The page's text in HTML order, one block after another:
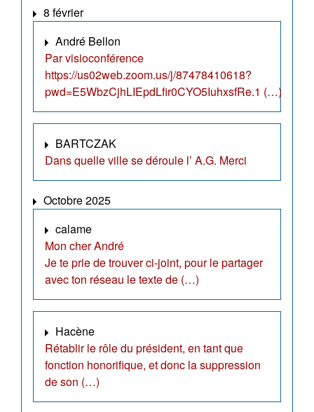
8 février
André Bellon
Par visioconférence
https://us02web.zoom.us/j/87478410618?
pwd=E5WbzCjhLIEpdLfir0CYO5IuhxsfRe.1 (…)
BARTCZAK
Dans quelle ville se déroule l’ A.G. Merci
Octobre 2025
calame
Mon cher André
Je te prie de trouver ci-joint, pour le partager
avec ton réseau le texte de (…)
Hacène
Rétablir le rôle du président, en tant que
fonction honorifique, et donc la suppression
de son (…)